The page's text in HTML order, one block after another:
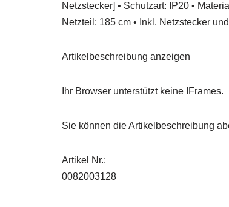
Netzstecker] • Schutzart: IP20 •
Netzteil: 185 cm • Inkl. Netzstecker
Artikelbeschreibung anzeigen
Ihr Browser unterstützt keine IFrames.
Sie können die Artikelbeschreibung
Artikel Nr.:
0082003128